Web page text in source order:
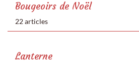
Bougeoirs de Noël
22 articles
Lanterne